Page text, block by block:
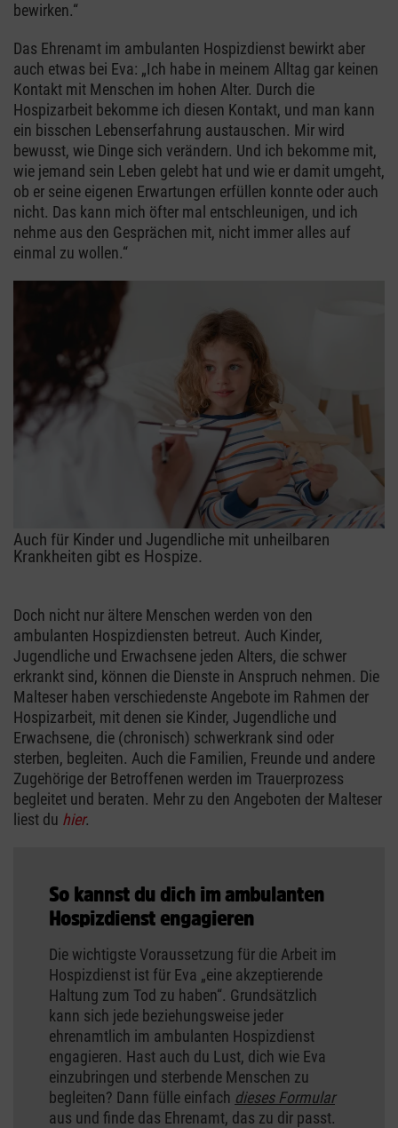
bewirken.“
Das Ehrenamt im ambulanten Hospizdienst bewirkt aber
auch etwas bei Eva: „Ich habe in meinem Alltag gar keinen
Kontakt mit Menschen im hohen Alter. Durch die
Hospizarbeit bekomme ich diesen Kontakt, und man kann
ein bisschen Lebenserfahrung austauschen. Mir wird
bewusst, wie Dinge sich verändern. Und ich bekomme mit,
wie jemand sein Leben gelebt hat und wie er damit umgeht,
ob er seine eigenen Erwartungen erfüllen konnte oder auch
nicht. Das kann mich öfter mal entschleunigen, und ich
nehme aus den Gesprächen mit, nicht immer alles auf
einmal zu wollen.“
Auch für Kinder und Jugendliche mit unheilbaren
Krankheiten gibt es Hospize.
Doch nicht nur ältere Menschen werden von den
ambulanten Hospizdiensten betreut. Auch Kinder,
Jugendliche und Erwachsene jeden Alters, die schwer
erkrankt sind, können die Dienste in Anspruch nehmen. Die
Malteser haben verschiedenste Angebote im Rahmen der
Hospizarbeit, mit denen sie Kinder, Jugendliche und
Erwachsene, die (chronisch) schwerkrank sind oder
sterben, begleiten. Auch die Familien, Freunde und andere
Zugehörige der Betroffenen werden im Trauerprozess
begleitet und beraten. Mehr zu den Angeboten der Malteser
liest du hier.
So kannst du dich im ambulanten
Hospizdienst engagieren
Die wichtigste Voraussetzung für die Arbeit im
Hospizdienst ist für Eva „eine akzeptierende
Haltung zum Tod zu haben“. Grundsätzlich
kann sich jede beziehungsweise jeder
ehrenamtlich im ambulanten Hospizdienst
engagieren. Hast auch du Lust, dich wie Eva
einzubringen und sterbende Menschen zu
begleiten? Dann fülle einfach dieses Formular
aus und finde das Ehrenamt, das zu dir passt.